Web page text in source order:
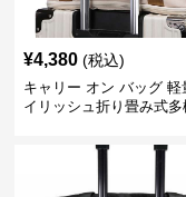
¥4,380 (税込)
キャリー オン バッグ 軽
イリッシュ折り畳み式